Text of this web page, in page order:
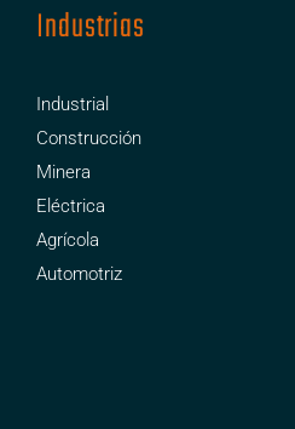
Industrias
Industrial
Construcción
Minera
Eléctrica
Agrícola
Automotriz